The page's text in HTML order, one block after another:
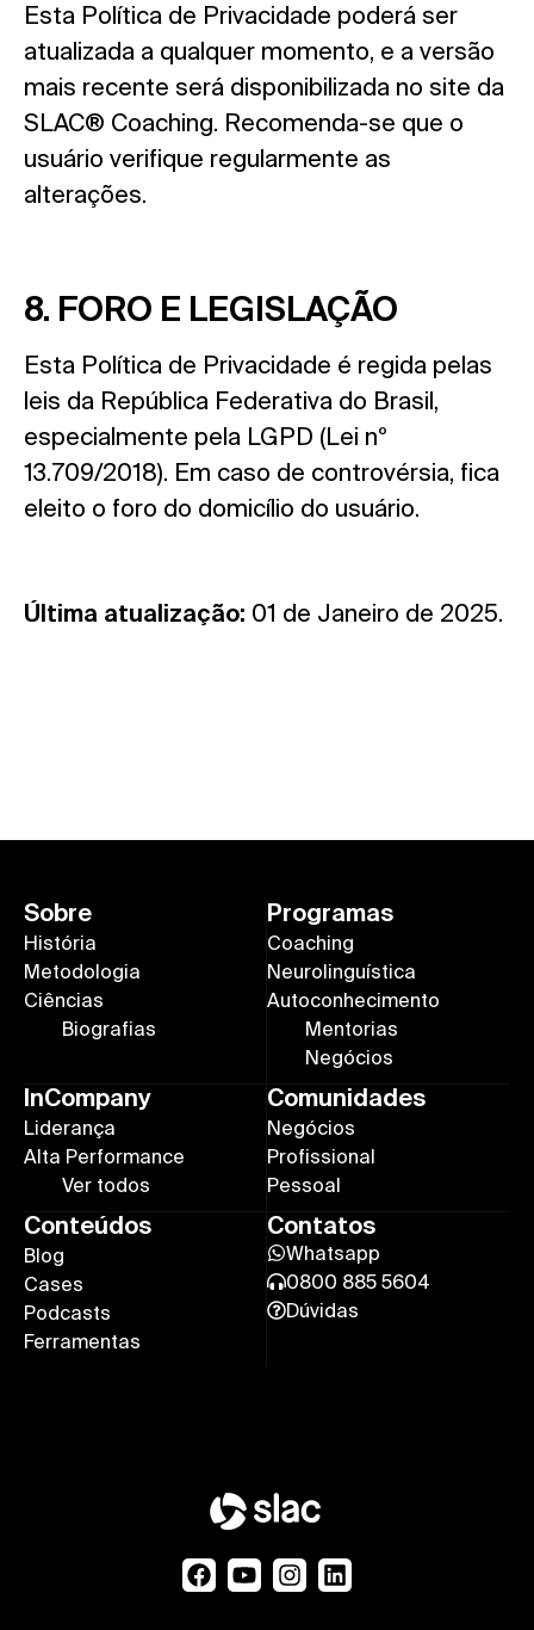
Esta Política de Privacidade poderá ser
atualizada a qualquer momento, e a versão
mais recente será disponibilizada no site da
SLAC® Coaching. Recomenda-se que o
usuário verifique regularmente as
alterações.
8. FORO E LEGISLAÇÃO
Esta Política de Privacidade é regida pelas
leis da República Federativa do Brasil,
especialmente pela LGPD (Lei nº
13.709/2018). Em caso de controvérsia, fica
eleito o foro do domicílio do usuário.
Última atualização: 01 de Janeiro de 2025.
Sobre
História
Metodologia
Ciências
Biografias
Programas
Coaching
Neurolinguística
Autoconhecimento
Mentorias
Negócios
InCompany
Liderança
Alta Performance
Ver todos
Comunidades
Negócios
Profissional
Pessoal
Conteúdos
Blog
Cases
Podcasts
Ferramentas
Contatos
Whatsapp
0800 885 5604
Dúvidas